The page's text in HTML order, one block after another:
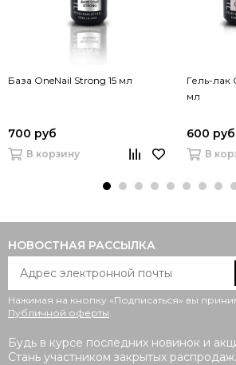
База OneNail Strong 15 мл
700 руб
В корзину
Гель-лак
мл
600 руб
В
НОВОСТНАЯ РАССЫЛКА
Нажимая на кнопку «Подписаться» вы
Публичной оферты.
Будь в курсе последних новинок и
Стань участником закрытых распродаж.